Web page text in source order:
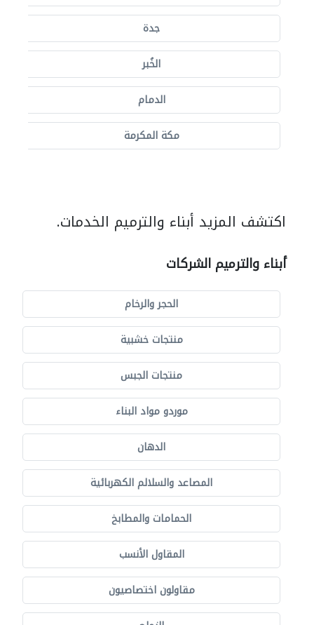
جدة
الخُبر
الدمام
مكة المكرمة
اكتشف المزيد أبناء والترميم الخدمات.
أبناء والترميم الشركات
الحجر والرخام
منتجات خشبية
منتجات الجبس
موردو مواد البناء
الدهان
المصاعد والسلالم الكهربائية
الحمامات والمطابخ
المقاول الأنسب
مقاولون اختصاصيون